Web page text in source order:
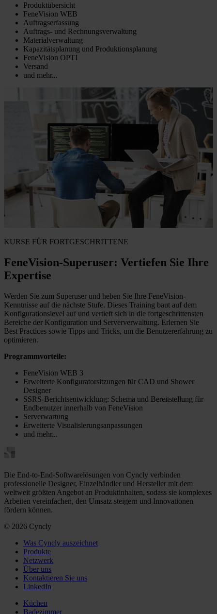
Produktübersicht
FeneVision WEB
Auftragserfassung
Auftrags- und Rechnungsverwaltung
Materialverwaltung
Kapazitätsplanung und Produktionsplanung
FeneVision OPTI
Versand
und mehr...
KURSE FÜR FORTGESCHRITTENE
FeneVision-Superuser: Vertiefen Sie Ihre
Expertise
Werden Sie zum Superuser und heben Sie Ihre FeneVision-
Kenntnisse auf die nächste Stufe. Dieses Training baut auf dem
Konfigurationslevel auf und vertieft sich in die fortgeschrittensten
Bereiche der Konfiguration und Serververwaltung. Erlernen Sie
Best Practices sowie Tipps und Tricks, um die Benutzererfahrung zu
optimieren.
Programmvorteile:
FeneVision WEB 3
Erweiterte Konfiguratorsitzungen für CAD und Shower
Designer
SSRS-Berichtsentwicklung: Schema und Bereitstellung für
Endbenutzer innerhalb von FeneVision
Serverwartung
Erweiterte Visualisierungsanpassungen
und mehr...
Die End-to-End-Softwarelösungen von Cyncly verbinden
professionelle Designer, Einzelhändler und Hersteller mit dem
weltweit größten Angebot an Produktinhalten, sodass sie komplexes
Arbeiten vereinfachen, den Umsatz steigern und Innovationen
fördern können.
© 2026 Cyncly
Was Cyncly auszeichnet
Produkte
Netzwerk
Über uns
Kontaktieren Sie uns
LinkedIn
Küchen
Badezimmer